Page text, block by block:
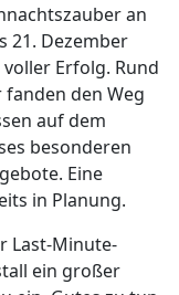
an
21. Dezember
Erfolg. Rund
fanden den Weg
auf dem
besonderen
Eine
in Planung.
Last-Minute-
ein großer